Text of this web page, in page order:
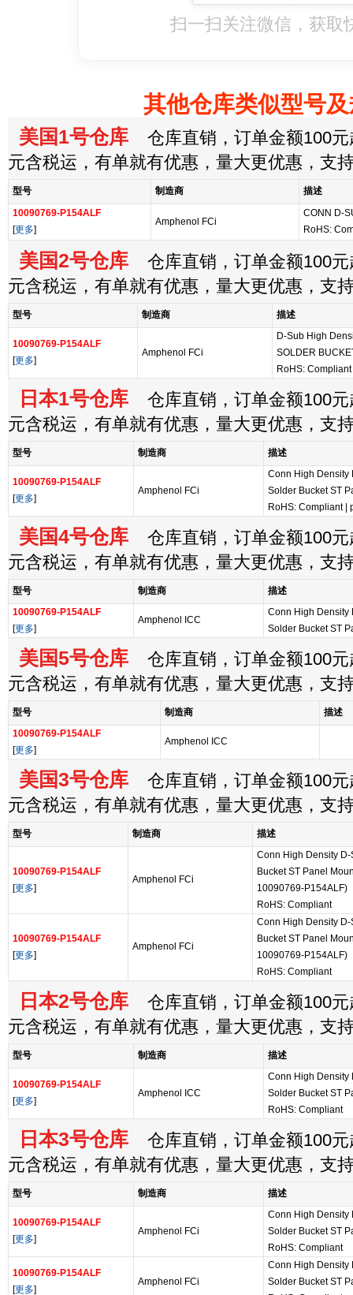
扫一扫关注微信，获取
其他仓库类似型号
美国1号仓库 仓库直销，订单金额100元
元含税运，有单就有优惠，量大更优惠，支
型号 制造商
描述
10090769-P154ALF
[更多]
Amphenol FCi
CONN D-
RoHS:
美国2号仓库 仓库直销，订单金额100元
元含税运，有单就有优惠，量大更优惠，支
型号 制造商 描述
10090769-P154ALF
[更多]
Amphenol FCi
D-Sub High
SOLDER
RoHS: Compliant
日本1号仓库 仓库直销，订单金额100元
元含税运，有单就有优惠，量大更优惠，支
型号 制造商 描述
10090769-P154ALF
[更多]
Amphenol FCi
Conn High Density
Solder Bucket ST
RoHS: Compliant
美国4号仓库 仓库直销，订单金额100元
元含税运，有单就有优惠，量大更优惠，支
型号 制造商
描述
10090769-P154ALF
[更多]
Amphenol ICC
Conn High Density
Solder Bucket ST
美国5号仓库 仓库直销，订单金额100元
元含税运，有单就有优惠，量大更优惠，支
型号 制造商
描述
10090769-P154ALF
[更多]
Amphenol ICC
美国3号仓库 仓库直销，订单金额100元
元含税运，有单就有优惠，量大更优惠，支
型号 制造商 描述
10090769-P154ALF
[更多]
Amphenol FCi
Conn High Density
Bucket ST Panel
10090769-P154ALF)
RoHS: Compliant
10090769-P154ALF
[更多]
Amphenol FCi
Conn High Density
Bucket ST Panel
10090769-P154ALF)
RoHS: Compliant
日本2号仓库 仓库直销，订单金额100元
元含税运，有单就有优惠，量大更优惠，支
型号 制造商 描述
10090769-P154ALF
[更多]
Amphenol ICC
Conn High Density
Solder Bucket ST
RoHS: Compliant
日本3号仓库 仓库直销，订单金额100元
元含税运，有单就有优惠，量大更优惠，支
型号 制造商 描述
10090769-P154ALF
[更多]
Amphenol FCi
Conn High Density
Solder Bucket ST
RoHS: Compliant
10090769-P154ALF
[更多]
Amphenol FCi
Conn High Density
Solder Bucket ST